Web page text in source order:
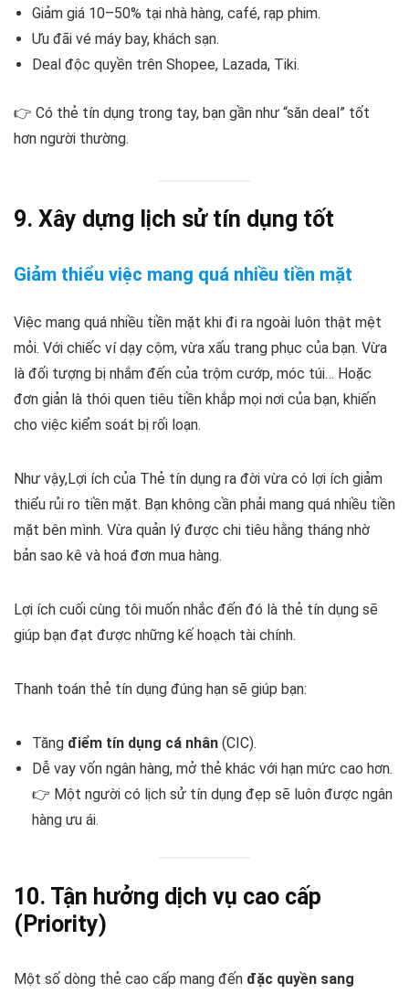
Giảm giá 10–50% tại nhà hàng, café, rạp phim.
Ưu đãi vé máy bay, khách sạn.
Deal độc quyền trên Shopee, Lazada, Tiki.
👉 Có thẻ tín dụng trong tay, bạn gần như “săn deal” tốt
hơn người thường.
9. Xây dựng lịch sử tín dụng tốt
Giảm thiểu việc mang quá nhiều tiền mặt
Việc mang quá nhiều tiền mặt khi đi ra ngoài luôn thật mệt
mỏi. Với chiếc ví dạy cộm, vừa xấu trang phục của bạn. Vừa
là đối tượng bị nhắm đến của trộm cướp, móc túi… Hoặc
đơn giản là thói quen tiêu tiền khắp mọi nơi của bạn, khiến
cho việc kiểm soát bị rối loạn.
Như vậy,Lợi ích của Thẻ tín dụng ra đời vừa có lợi ích giảm
thiểu rủi ro tiền mặt. Bạn không cần phải mang quá nhiều tiền
mặt bên mình. Vừa quản lý được chi tiêu hằng tháng nhờ
bản sao kê và hoá đơn mua hàng.
Lợi ích cuối cùng tôi muốn nhắc đến đó là thẻ tín dụng sẽ
giúp bạn đạt được những kế hoạch tài chính.
Thanh toán thẻ tín dụng đúng hạn sẽ giúp bạn:
Tăng điểm tín dụng cá nhân (CIC).
Dễ vay vốn ngân hàng, mở thẻ khác với hạn mức cao hơn.
👉 Một người có lịch sử tín dụng đẹp sẽ luôn được ngân
hàng ưu ái.
10. Tận hưởng dịch vụ cao cấp
(Priority)
Một số dòng thẻ cao cấp mang đến đặc quyền sang